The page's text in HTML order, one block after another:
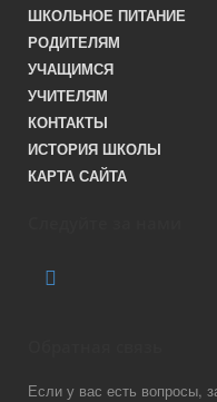
ШКОЛЬНОЕ ПИТАНИЕ
РОДИТЕЛЯМ
УЧАЩИМСЯ
УЧИТЕЛЯМ
КОНТАКТЫ
ИСТОРИЯ ШКОЛЫ
КАРТА САЙТА
Если у вас есть вопросы,